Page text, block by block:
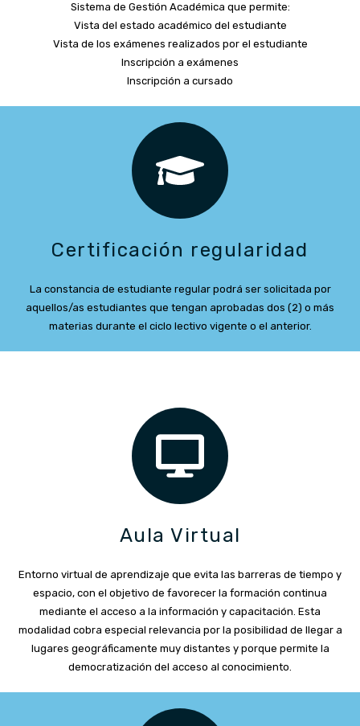
Sistema de Gestión Académica que permite:
Vista del estado académico del estudiante
Vista de los exámenes realizados por el estudiante
Inscripción a exámenes
Inscripción a cursado
Certificación regularidad
La constancia de estudiante regular podrá ser solicitada por
aquellos/as estudiantes que tengan aprobadas dos (2) o más
materias durante el ciclo lectivo vigente o el anterior.
Aula Virtual
Entorno virtual de aprendizaje que evita las barreras de tiempo y
espacio, con el objetivo de favorecer la formación continua
mediante el acceso a la información y capacitación. Esta
modalidad cobra especial relevancia por la posibilidad de llegar a
lugares geográficamente muy distantes y porque permite la
democratización del acceso al conocimiento.